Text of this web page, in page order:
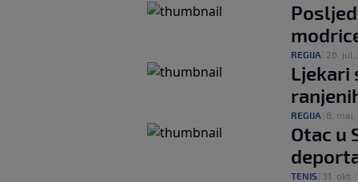
REGIJA 26. jul.
Ljekari
REGIJA 8. maj.
Otac u
TENIS 31. okt.